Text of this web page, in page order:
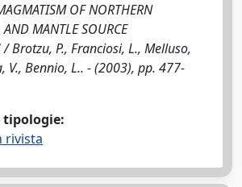
OF NORTHERN
MANTLE SOURCE
/ Brotzu, P., Franciosi, L., Melluso,
V., Bennio, L.. - (2003), pp. 477-
tipologie:
rivista